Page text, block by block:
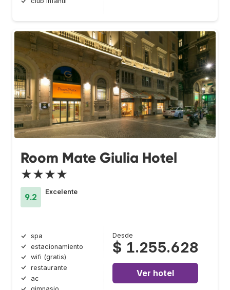
Room Mate Giulia Hotel
★★★★
9.2
Excelente
spa
estacionamiento
wifi (gratis)
restaurante
ac
Desde
$ 1.255.628
Ver hotel